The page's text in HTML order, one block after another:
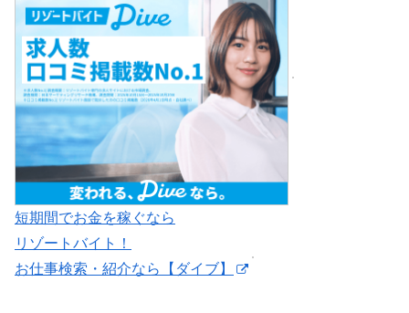
短期間でお金を稼ぐなら
リゾートバイト！
お仕事検索・紹介なら【ダイブ】